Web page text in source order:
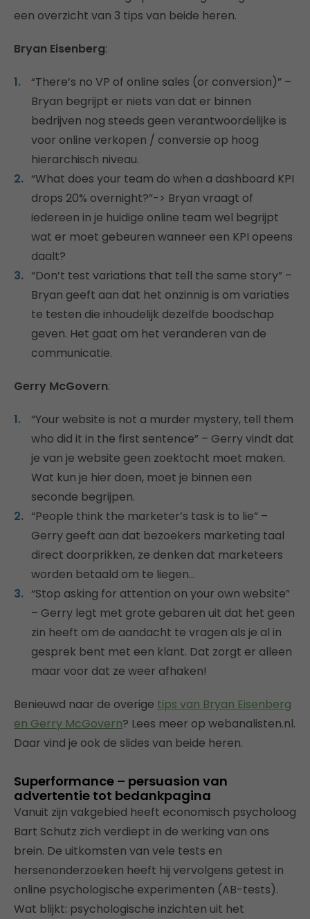
een overzicht van 3 tips van beide heren.
Bryan Eisenberg:
“There’s no VP of online sales (or conversion)” –
Bryan begrijpt er niets van dat er binnen
bedrijven nog steeds geen verantwoordelijke is
voor online verkopen / conversie op hoog
hierarchisch niveau.
“What does your team do when a dashboard KPI
drops 20% overnight?”-> Bryan vraagt of
iedereen in je huidige online team wel begrijpt
wat er moet gebeuren wanneer een KPI opeens
daalt?
“Don’t test variations that tell the same story” –
Bryan geeft aan dat het onzinnig is om variaties
te testen die inhoudelijk dezelfde boodschap
geven. Het gaat om het veranderen van de
communicatie.
Gerry McGovern:
“Your website is not a murder mystery, tell them
who did it in the first sentence” – Gerry vindt dat
je van je website geen zoektocht moet maken.
Wat kun je hier doen, moet je binnen een
seconde begrijpen.
“People think the marketer’s task is to lie” –
Gerry geeft aan dat bezoekers marketing taal
direct doorprikken, ze denken dat marketeers
worden betaald om te liegen…
“Stop asking for attention on your own website”
– Gerry legt met grote gebaren uit dat het geen
zin heeft om de aandacht te vragen als je al in
gesprek bent met een klant. Dat zorgt er alleen
maar voor dat ze weer afhaken!
Benieuwd naar de overige tips van Bryan Eisenberg
en Gerry McGovern? Lees meer op webanalisten.nl.
Daar vind je ook de slides van beide heren.
Superformance – persuasion van
advertentie tot bedankpagina
Vanuit zijn vakgebied heeft economisch psycholoog
Bart Schutz zich verdiept in de werking van ons
brein. De uitkomsten van vele tests en
hersenonderzoeken heeft hij vervolgens getest in
online psychologische experimenten (AB-tests).
Wat blijkt: psychologische inzichten uit het